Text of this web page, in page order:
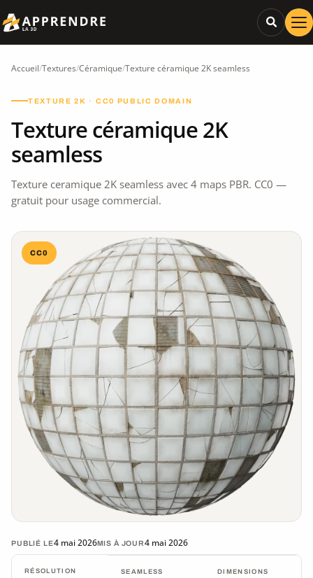
Accueil/Textures/Céramique/Texture céramique 2K seamless
TEXTURE 2K · CC0 PUBLIC DOMAIN
Texture céramique 2K
seamless
Texture ceramique 2K seamless avec 4 maps PBR. CC0 —
gratuit pour usage commercial.
CC0
PUBLIÉ LE4 mai 2026MIS À JOUR4 mai 2026
RÉSOLUTION SEAMLESS DIMENSIONS